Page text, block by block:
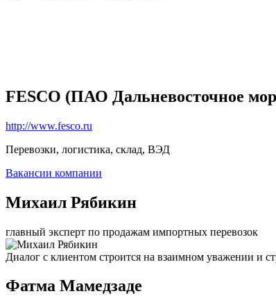
FESCO (ПАО Дальневосточное
http://www.fesco.ru
Перевозки, логистика, склад, ВЭД
Вакансии компании
Михаил Рябикин
главный эксперт по продажам импортных перевозок
Диалог с клиентом строится на взаимном уважении и
Фатма Мамедзаде